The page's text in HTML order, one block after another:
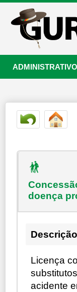
Convênios
Processo
Autenticar
Painel de
doença
Descrição
Licença
acidente